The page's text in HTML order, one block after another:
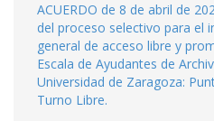
ACUERDO de 8 de abril de
del proceso selectivo para el
general de acceso libre y
Escala de Ayudantes de
Universidad de Zaragoza:
Turno Libre.